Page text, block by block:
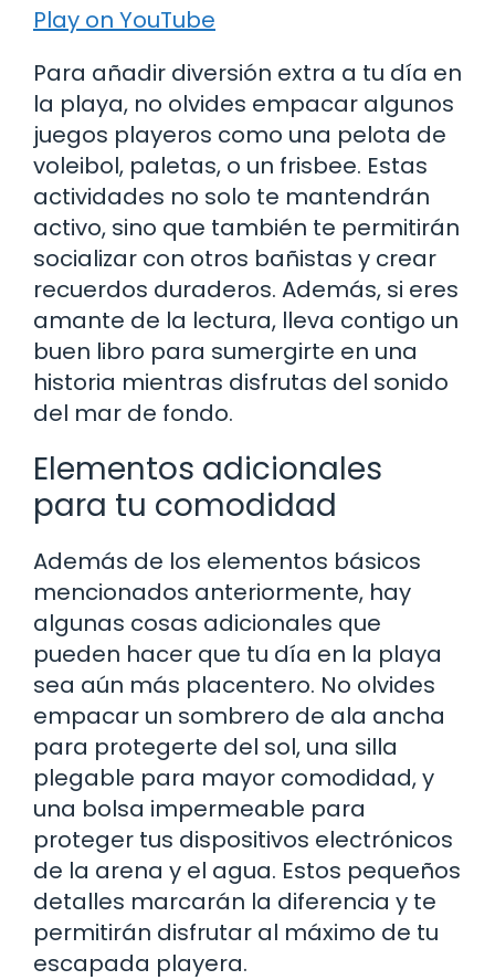
Play on YouTube
Para añadir diversión extra a tu día en
la playa, no olvides empacar algunos
juegos playeros como una pelota de
voleibol, paletas, o un frisbee. Estas
actividades no solo te mantendrán
activo, sino que también te permitirán
socializar con otros bañistas y crear
recuerdos duraderos. Además, si eres
amante de la lectura, lleva contigo un
buen libro para sumergirte en una
historia mientras disfrutas del sonido
del mar de fondo.
Elementos adicionales
para tu comodidad
Además de los elementos básicos
mencionados anteriormente, hay
algunas cosas adicionales que
pueden hacer que tu día en la playa
sea aún más placentero. No olvides
empacar un sombrero de ala ancha
para protegerte del sol, una silla
plegable para mayor comodidad, y
una bolsa impermeable para
proteger tus dispositivos electrónicos
de la arena y el agua. Estos pequeños
detalles marcarán la diferencia y te
permitirán disfrutar al máximo de tu
escapada playera.